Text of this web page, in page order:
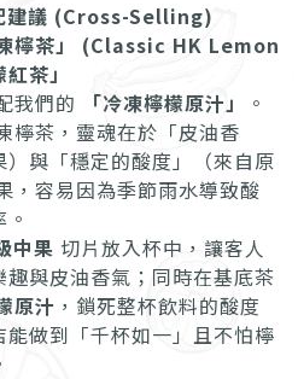
建議 (Cross-Selling)
凍檸茶」 (Classic HK Lemon
茶」
我們的 「冷凍檸檬原汁」
。
檸茶，靈魂在於「皮油香
與「穩定的酸度」（來自原
，容易因為季節雨水導致酸
中果 切片放入杯中，讓客人
與皮油香氣；同時在基底茶
原汁 ，鎖死整杯飲料的酸度
做到「千杯如一」且不怕檸